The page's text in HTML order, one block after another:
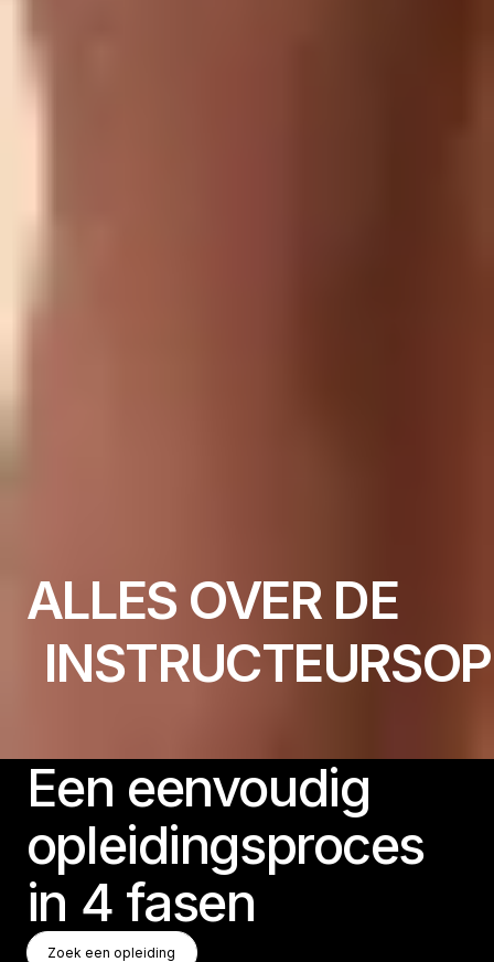
INITIËLE OPLEIDING TOT INSTRUCTEUR
ALLES OVER DE
Een eenvoudig
opleidingsproces
in 4 fasen
Zoek Een Opleiding
Zoek een opleiding